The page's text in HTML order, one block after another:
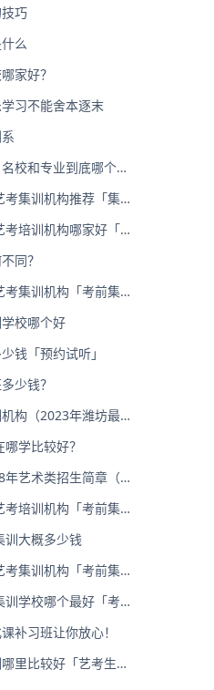
巧
么
家好？
习不能舍本逐末
校和专业到底哪个更
集训机构推荐「集训
培训机构哪家好「考
同？
集训机构「考前集训
校哪个好
钱「预约试听」
少钱？
构（2023年潍坊最好
学比较好？
艺术类招生简章（省
培训机构「考前集训
训大概多少钱
集训机构「考前集训
学校哪个最好「考前
补习班让你放心！
里比较好「艺考生免